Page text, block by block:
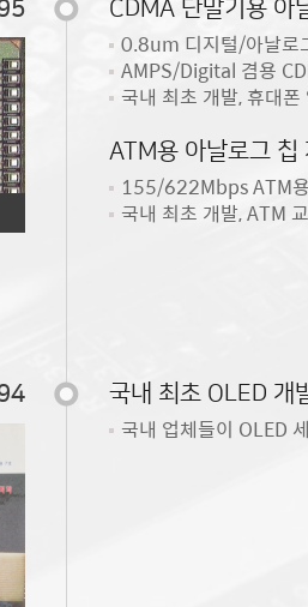
CDMA 단말기용 아
0.8um 디지털/아날로
AMPS/Digital 겸용
국내 최초 개발, 휴대
ATM용 아날로그 칩
155/622Mbps ATM
국내 최초 개발, ATM
국내 최초 OLED 개
국내 업체들이 OLED